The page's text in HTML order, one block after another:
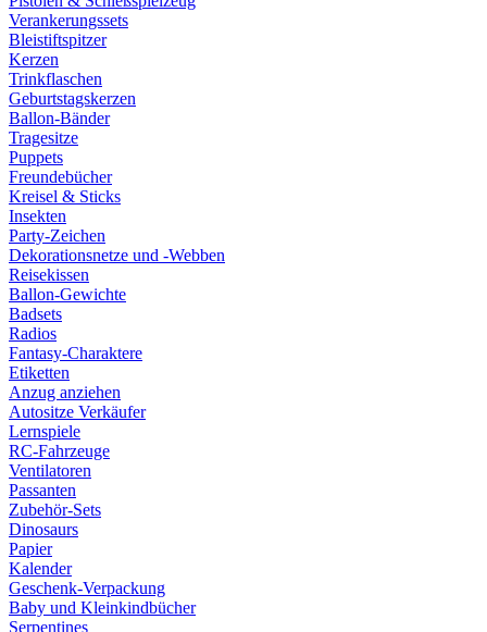
Verankerungssets
Bleistiftspitzer
Kerzen
Trinkflaschen
Geburtstagskerzen
Ballon-Bänder
Tragesitze
Puppets
Freundebücher
Kreisel & Sticks
Insekten
Party-Zeichen
Dekorationsnetze und -Webben
Reisekissen
Ballon-Gewichte
Badsets
Radios
Fantasy-Charaktere
Etiketten
Anzug anziehen
Autositze Verkäufer
Lernspiele
RC-Fahrzeuge
Ventilatoren
Passanten
Zubehör-Sets
Dinosaurs
Papier
Kalender
Geschenk-Verpackung
Baby und Kleinkindbücher
Serpentines